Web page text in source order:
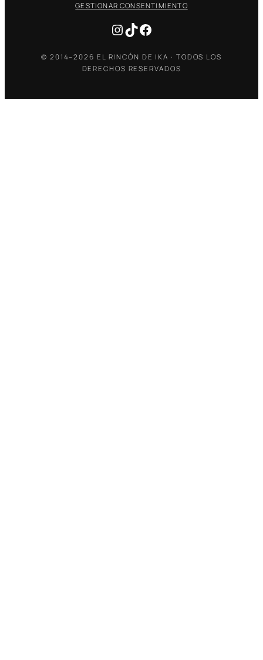
GESTIONAR CONSENTIMIENTO
Instagram
TikTokFacebook
© 2014–2026 EL RINCÓN DE IKA · TODOS LOS
DERECHOS RESERVADOS